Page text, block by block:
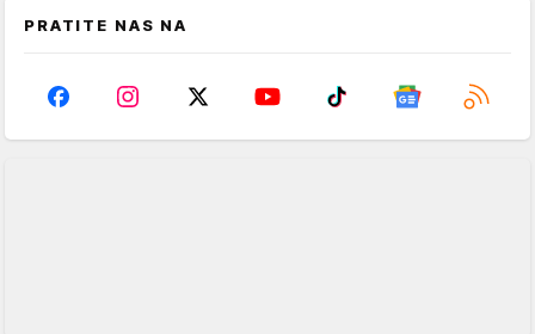
PRATITE NAS NA